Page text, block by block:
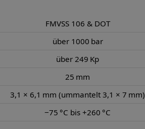
FMVSS 106 & DOT
über 1000 bar
über 249 Kp
25 mm
3,1 × 6,1 mm (ummantelt 3,1 × 7 mm)
−75 °C bis +260 °C